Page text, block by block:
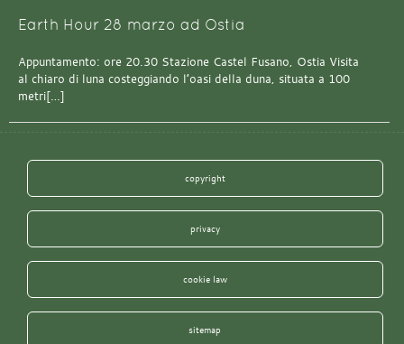
Earth Hour 28 marzo ad Ostia
Appuntamento: ore 20.30 Stazione Castel Fusano, Ostia Visita
al chiaro di luna costeggiando l’oasi della duna, situata a 100
metri[…]
copyright
privacy
cookie law
sitemap